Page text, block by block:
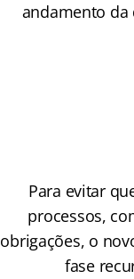
andamento da
Para evitar
processos,
obrigações, o
fase